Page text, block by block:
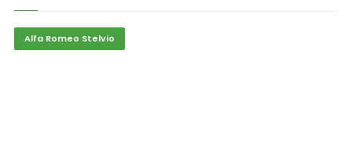
Alfa Romeo Stelvio